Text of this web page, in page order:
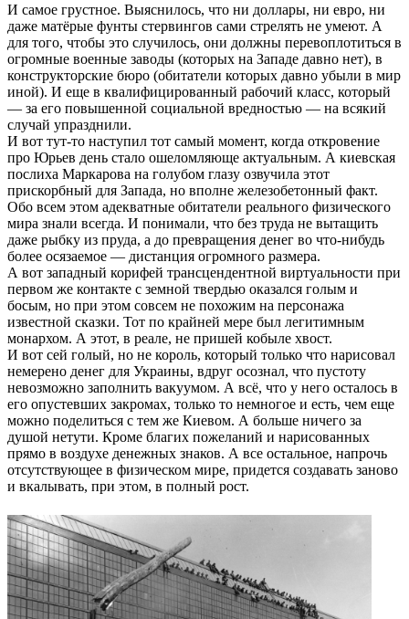
И самое грустное. Выяснилось, что ни доллары, ни евро, ни
даже матёрые фунты стервингов сами стрелять не умеют. А
для того, чтобы это случилось, они должны перевоплотиться в
огромные военные заводы (которых на Западе давно нет), в
конструкторские бюро (обитатели которых давно убыли в мир
иной). И еще в квалифицированный рабочий класс, который
— за его повышенной социальной вредностью — на всякий
случай упразднили.
И вот тут-то наступил тот самый момент, когда откровение
про Юрьев день стало ошеломляюще актуальным. А киевская
послиха Маркарова на голубом глазу озвучила этот
прискорбный для Запада, но вполне железобетонный факт.
Обо всем этом адекватные обитатели реального физического
мира знали всегда. И понимали, что без труда не вытащить
даже рыбку из пруда, а до превращения денег во что-нибудь
более осязаемое — дистанция огромного размера.
А вот западный корифей трансцендентной виртуальности при
первом же контакте с земной твердью оказался голым и
босым, но при этом совсем не похожим на персонажа
известной сказки. Тот по крайней мере был легитимным
монархом. А этот, в реале, не пришей кобыле хвост.
И вот сей голый, но не король, который только что нарисовал
немерено денег для Украины, вдруг осознал, что пустоту
невозможно заполнить вакуумом. А всё, что у него осталось в
его опустевших закромах, только то немногое и есть, чем еще
можно поделиться с тем же Киевом. А больше ничего за
душой нетути. Кроме благих пожеланий и нарисованных
прямо в воздухе денежных знаков. А все остальное, напрочь
отсутствующее в физическом мире, придется создавать заново
и вкалывать, при этом, в полный рост.